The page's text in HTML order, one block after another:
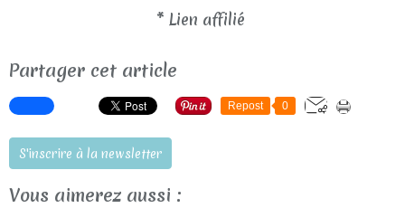
* Lien affilié
Partager cet article
Repost 0
S'inscrire à la newsletter
Vous aimerez aussi :